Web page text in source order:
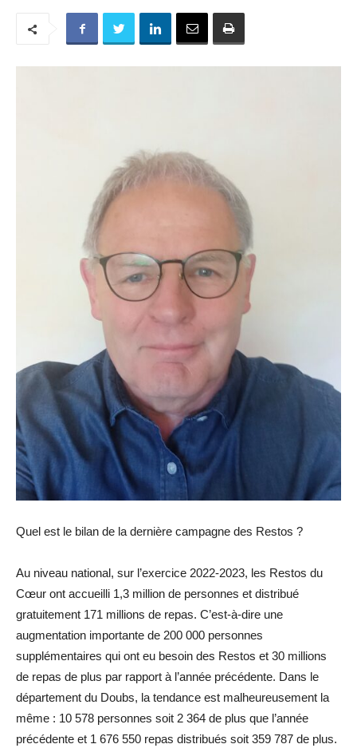
Quel est le bilan de la dernière campagne des Restos ?
Au niveau national, sur l’exercice 2022-2023, les Restos du
Cœur ont accueilli 1,3 million de personnes et distribué
gratuitement 171 millions de repas. C’est-à-dire une
augmentation importante de 200 000 personnes
supplémentaires qui ont eu besoin des Restos et 30 millions
de repas de plus par rapport à l’année précédente. Dans le
département du Doubs, la tendance est malheureusement la
même : 10 578 personnes soit 2 364 de plus que l’année
précédente et 1 676 550 repas distribués soit 359 787 de plus.